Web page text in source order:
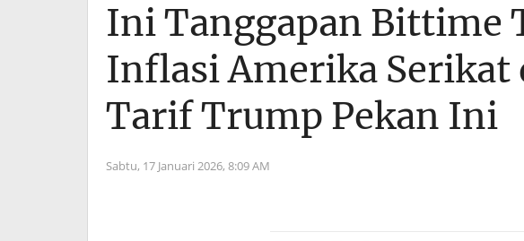
Ini Tanggapan Bittime
Inflasi Amerika Serikat
Tarif Trump Pekan Ini
Sabtu, 17 Januari 2026, 8:09 AM